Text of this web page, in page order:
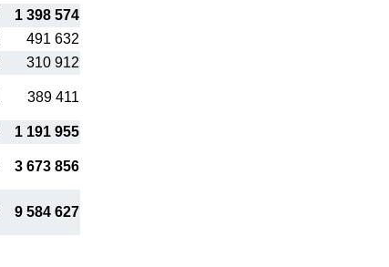
1 398 574
491 632
310 912
389 411
1 191 955
3 673 856
9 584 627